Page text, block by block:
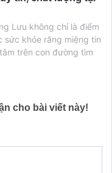
Lưu không chỉ là điểm
sức khỏe răng miệng tin
trên con đường tìm
cho bài viết này!